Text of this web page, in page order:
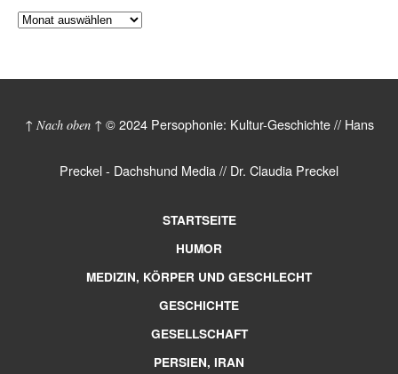
↑ Nach oben ↑ © 2024 Persophonie: Kultur-Geschichte // Hans
Preckel - Dachshund Media // Dr. Claudia Preckel
STARTSEITE
HUMOR
MEDIZIN, KÖRPER UND GESCHLECHT
GESCHICHTE
GESELLSCHAFT
PERSIEN, IRAN